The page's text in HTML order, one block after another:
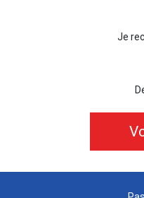
je recommande